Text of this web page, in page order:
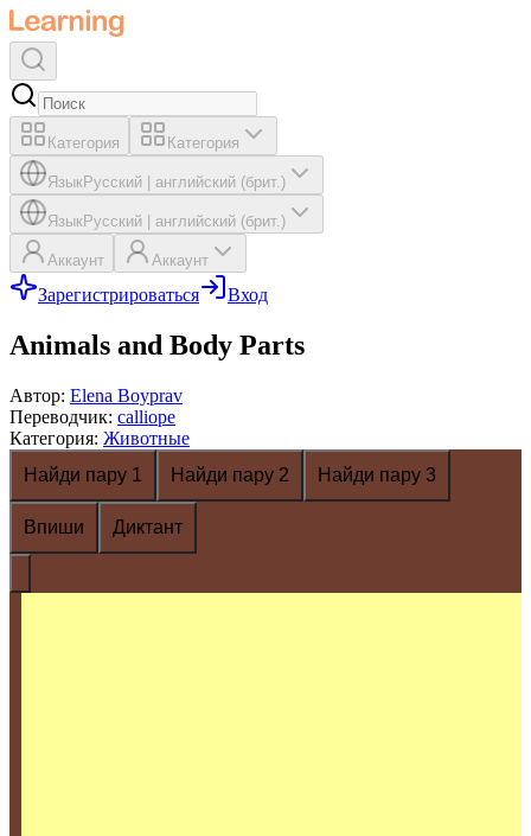
Категория Категория
ЯзыкРусский английский (брит.)
ЯзыкРусский английский (брит.)
Аккаунт Аккаунт
Зарегистрироваться Вход
Animals and Body Parts
Автор: Elena Boyprav
Переводчик: calliope
Категория: Животные
Найди пару 1
Найди пару 2 Найди пару 3
Впиши Диктант